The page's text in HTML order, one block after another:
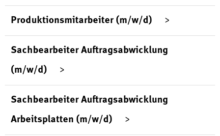
Produktionsmitarbeiter (m/w/d)
Sachbearbeiter Auftragsabwicklung
(m/w/d)
Sachbearbeiter Auftragsabwicklung
Arbeitsplatten (m/w/d)